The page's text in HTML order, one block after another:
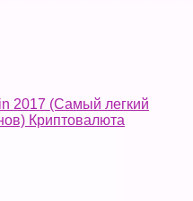
2017 (Самый легкий
Криптовалюта